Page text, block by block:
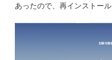
あったので、再インストール